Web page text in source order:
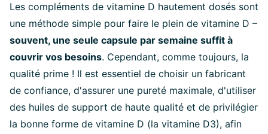
Les compléments de vitamine D hautement dosés sont
une méthode simple pour faire le plein de vitamine D –
souvent, une seule capsule par semaine suffit à
couvrir vos besoins. Cependant, comme toujours, la
qualité prime ! Il est essentiel de choisir un fabricant
de confiance, d'assurer une pureté maximale, d'utiliser
des huiles de support de haute qualité et de privilégier
la bonne forme de vitamine D (la vitamine D3), afin